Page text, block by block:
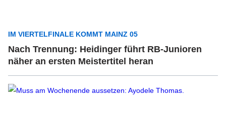
IM VIERTELFINALE KOMMT MAINZ 05
Nach Trennung: Heidinger führt RB-Junioren
näher an ersten Meistertitel heran